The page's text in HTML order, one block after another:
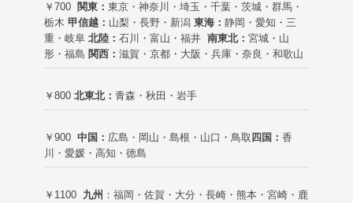
￥700
関東： 東京・神奈川・埼玉・千葉・茨城・群馬・
栃木 甲信越： 山梨・長野・新潟 東海： 静岡・愛知・三
重・岐阜 北陸： 石川・富山・福井 南東北： 宮城・山
形・福島 関西： 滋賀・京都・大阪・兵庫・奈良・和歌山
￥800 北東北： 青森・秋田・岩手
￥900 中国： 広島・岡山・島根・山口・鳥取 四国： 香
川・愛媛・高知・徳島
￥1100 九州 ：福岡・佐賀・大分・長崎・熊本・宮崎・鹿